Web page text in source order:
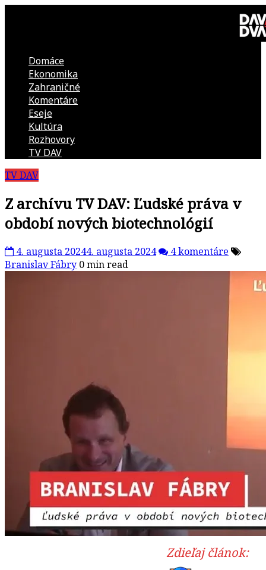
DAV
DVA
kultúrno-
politická
revue
Domáce
Ekonomika
Zahraničné
Komentáre
Eseje
Kultúra
Rozhovory
TV DAV
TV DAV
Z archívu TV DAV: Ľudské práva v
období nových biotechnológií
4. augusta 20244. augusta 2024
4 komentáre
Branislav Fábry 0 min read
Zdieľaj článok: